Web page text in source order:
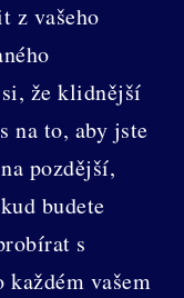
z vašeho
že klidnější
na to, aby jste
pozdější,
budete
s
vašem